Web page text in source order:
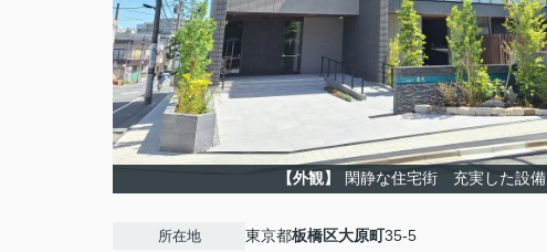
【外観】 閑静な住宅街 充実した設備
所在地 東京都板橋区大原町35-5